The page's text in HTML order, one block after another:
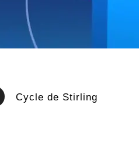
Cycle de Stirling